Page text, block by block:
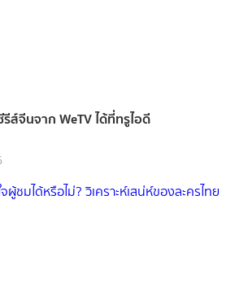
ส์จีนจาก WeTV ได้ที่ทรูไอดี